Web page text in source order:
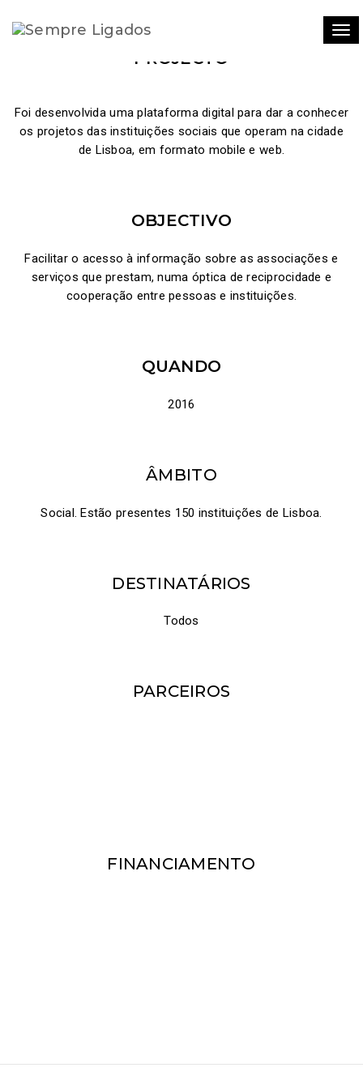
PROJECTO
Foi desenvolvida uma plataforma digital para dar a conhecer
os projetos das instituições sociais que operam na cidade
de Lisboa, em formato mobile e web.
OBJECTIVO
Facilitar o acesso à informação sobre as associações e
serviços que prestam, numa óptica de reciprocidade e
cooperação entre pessoas e instituições.
QUANDO
2016
ÂMBITO
Social. Estão presentes 150 instituições de Lisboa.
DESTINATÁRIOS
Todos
PARCEIROS
FINANCIAMENTO